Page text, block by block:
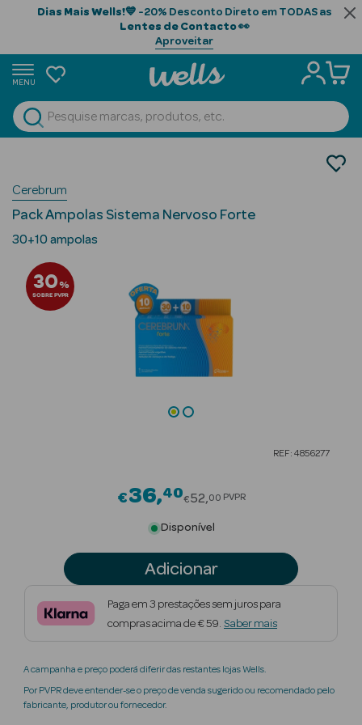
Dias Mais Wells!💙 -20% Desconto Direto em TODAS as
Lentes de Contacto👀
Aproveitar
MENU
Ver Tudo
Beauty Season
Cabelo
Profissional
Beauty Season
Cosmética
Beauty Season
Nutricosmética
Perfumes
Beauty Season
Memória
Cerebrum
Pack Ampolas Sistema Nervoso Forte
30+10 ampolas
30%
SOBRE PVPR
REF: 4856277
€36 40Price reduced from
€52 00 PVPR
Disponível
Adicionar
Paga em 3 prestações sem juros para
compras acima de € 59. Saber mais
A campanha e preço poderá diferir das restantes lojas Wells.
Por PVPR deve entender-se o preço de venda sugerido ou recomendado pelo
fabricante, produtor ou fornecedor.